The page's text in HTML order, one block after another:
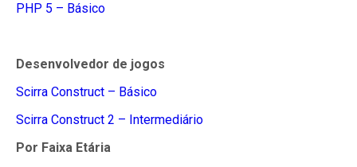
PHP 5 – Básico
Desenvolvedor de jogos
Scirra Construct – Básico
Scirra Construct 2 – Intermediário
Por Faixa Etária